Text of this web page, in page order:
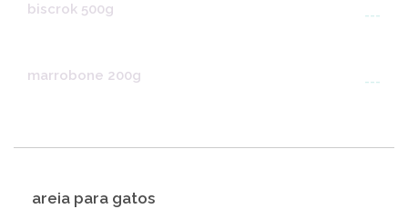
biscrok 500g ---
marrobone 200g ---
areia para gatos